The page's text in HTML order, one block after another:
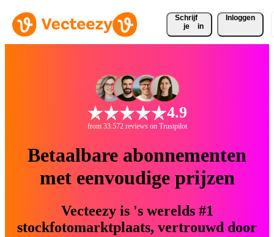
Schrijf
je
in
Inloggen
4.9
from 33.572 reviews on Trustpilot
Betaalbare abonnementen
met eenvoudige prijzen
Vecteezy is 's werelds #1
stockfotomarktplaats, vertrouwd door